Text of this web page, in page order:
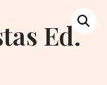
Ed.